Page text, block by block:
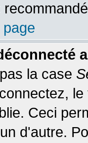
la case
Ceci
d'autre.